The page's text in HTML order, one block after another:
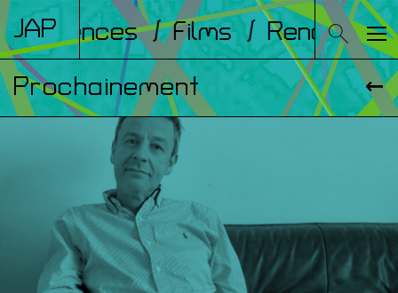
JAP / Films / Rencontres
Prochainement